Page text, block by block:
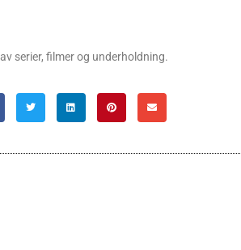
serier, filmer og underholdning.